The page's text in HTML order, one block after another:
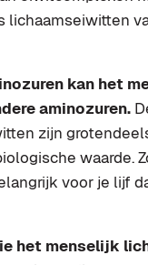
lichaamseiwitten
kan het
aminozuren.
zijn
waarde.
voor je lijf
het menselijk